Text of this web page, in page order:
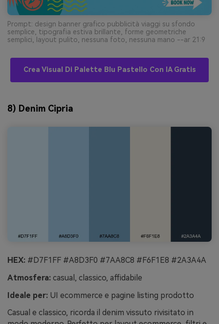
Prompt: design banner grafico pubblicità viaggi su sfondo
semplice, tipografia estiva brillante, forme geometriche
semplici, layout pulito, nessuna foto, nessuna mano --ar 21:9
Crea Visual Di Palette Blu Pastello Con IA Gratis
8) Denim Cipria
HEX: #D7F1FF #A8D3F0 #7AA8C8 #F6F1E8 #2A3A4A
Atmosfera: casual, classico, affidabile
Ideale per: UI ecommerce e pagine listing prodotto
Casual e classico, ricorda il denim vissuto rivisitato in